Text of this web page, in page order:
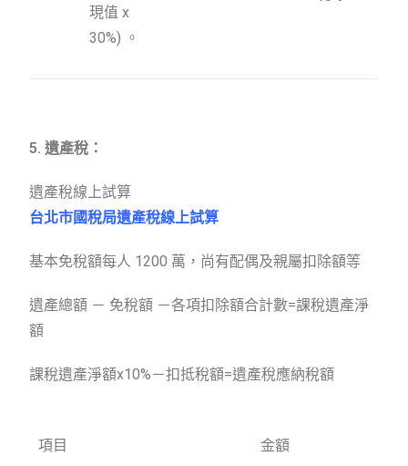
現值 x
30%) 。
5. 遺產稅：
遺產稅線上試算
台北市國稅局遺產稅線上試算
基本免稅額每人 1200 萬，尚有配偶及親屬扣除額等
遺產總額 － 免稅額 －各項扣除額合計數=課稅遺產淨
額
課稅遺產淨額x10%－扣抵稅額=遺產稅應納稅額
項目 金額